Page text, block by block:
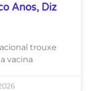
Anos, Diz
trouxe
vacina